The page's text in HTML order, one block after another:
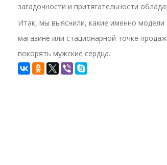
загадочности и притягательности
Итак, мы выяснили, какие именно модели
магазине или стационарной точке
покорять мужские сердца.